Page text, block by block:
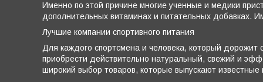
Именно по этой причине многие ученные и медики
дополнительных витаминах и питательных добавках.
Лучшие компании спортивного питания
Для каждого спортсмена и человека, который дорожит
приобрести действительно натуральный, свежий и
широкий выбор товаров, которые выпускают